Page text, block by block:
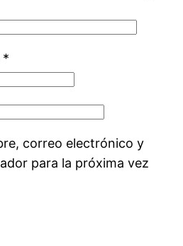
*
correo electrónico y
para la próxima vez